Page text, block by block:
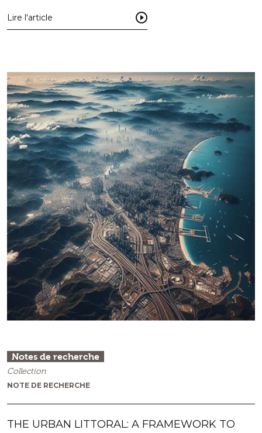
Lire l'article
Notes de recherche
Collection
NOTE DE RECHERCHE
THE URBAN LITTORAL: A FRAMEWORK TO